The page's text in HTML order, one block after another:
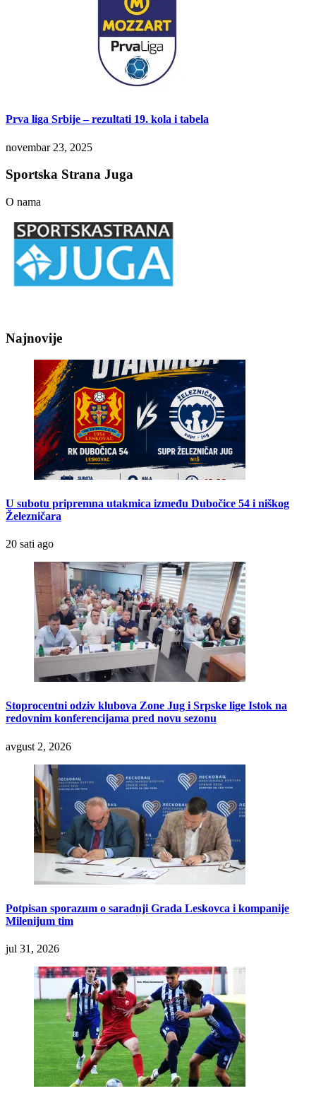
Prva liga Srbije – rezultati 19. kola i tabela
novembar 23, 2025
Sportska Strana Juga
O nama
Najnovije
U subotu pripremna utakmica između Dubočice 54 i niškog
Železničara
20 sati ago
Stoprocentni odziv klubova Zone Jug i Srpske lige Istok na
redovnim konferencijama pred novu sezonu
avgust 2, 2026
Potpisan sporazum o saradnji Grada Leskovca i kompanije
Milenijum tim
jul 31, 2026